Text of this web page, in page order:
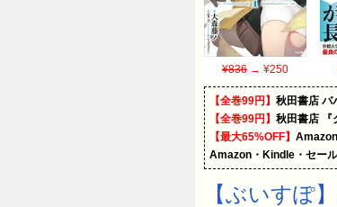
¥836 → ¥250
【全巻99円】 秋田書店 バ
【全巻99円】 秋田書店 『
【最大65%OFF】
Amazon・Kindle・セー
【ぶいすぽ